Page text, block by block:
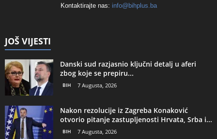
Kontaktirajte nas: info@bihplus.ba
JOŠ VIJESTI
Danski sud razjasnio ključni detalj u aferi
zbog koje se prepiru...
BIH 7 Augusta, 2026
Nakon rezolucije iz Zagreba Konaković
otvorio pitanje zastupljenosti Hrvata, Srba i...
BIH 7 Augusta, 2026